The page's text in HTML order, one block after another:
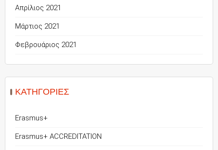
Απρίλιος 2021
Μάρτιος 2021
Φεβρουάριος 2021
KΑΤΗΓΟΡΊΕΣ
Erasmus+
Erasmus+ ACCREDITATION